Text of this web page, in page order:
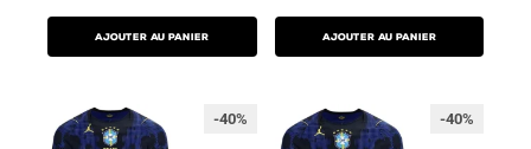
AJOUTER AU PANIER AJOUTER AU PANIER
-40% -40%